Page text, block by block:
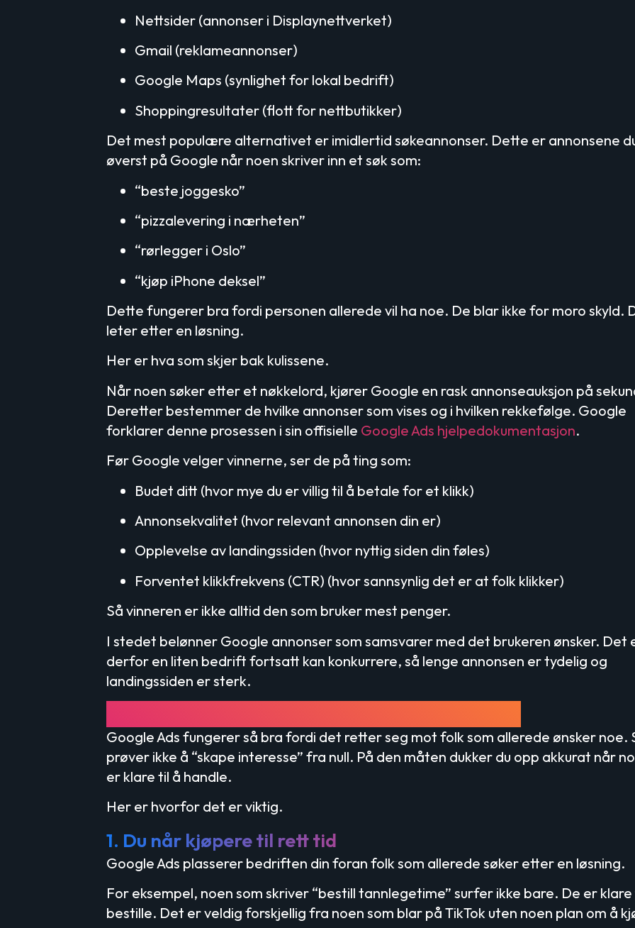
Nettsider (annonser i Displaynettverket)
Gmail (reklameannonser)
Google Maps (synlighet for lokal bedrift)
Shoppingresultater (flott for nettbutikker)
Det mest populære alternativet er imidlertid søkeannonser. Dette er annonsene
øverst på Google når noen skriver inn et søk som:
“beste joggesko”
“pizzalevering i nærheten”
“rørlegger i Oslo”
“kjøp iPhone deksel”
Dette fungerer bra fordi personen allerede vil ha noe. De blar ikke for moro skyld.
leter etter en løsning.
Her er hva som skjer bak kulissene.
Når noen søker etter et nøkkelord, kjører Google en rask annonseauksjon på
Deretter bestemmer de hvilke annonser som vises og i hvilken rekkefølge. Google
forklarer denne prosessen i sin offisielle Google Ads hjelpedokumentasjon.
Før Google velger vinnerne, ser de på ting som:
Budet ditt (hvor mye du er villig til å betale for et klikk)
Annonsekvalitet (hvor relevant annonsen din er)
Opplevelse av landingssiden (hvor nyttig siden din føles)
Forventet klikkfrekvens (CTR) (hvor sannsynlig det er at folk klikker)
Så vinneren er ikke alltid den som bruker mest penger.
I stedet belønner Google annonser som samsvarer med det brukeren ønsker. Det
derfor en liten bedrift fortsatt kan konkurrere, så lenge annonsen er tydelig og
landingssiden er sterk.
Google Ads fungerer så bra fordi det retter seg mot folk som allerede ønsker noe.
prøver ikke å “skape interesse” fra null. På den måten dukker du opp akkurat når
er klare til å handle.
Her er hvorfor det er viktig.
1. Du når kjøpere til rett tid
Google Ads plasserer bedriften din foran folk som allerede søker etter en løsning.
For eksempel, noen som skriver “bestill tannlegetime” surfer ikke bare. De er klare
bestille. Det er veldig forskjellig fra noen som blar på TikTok uten noen plan om å